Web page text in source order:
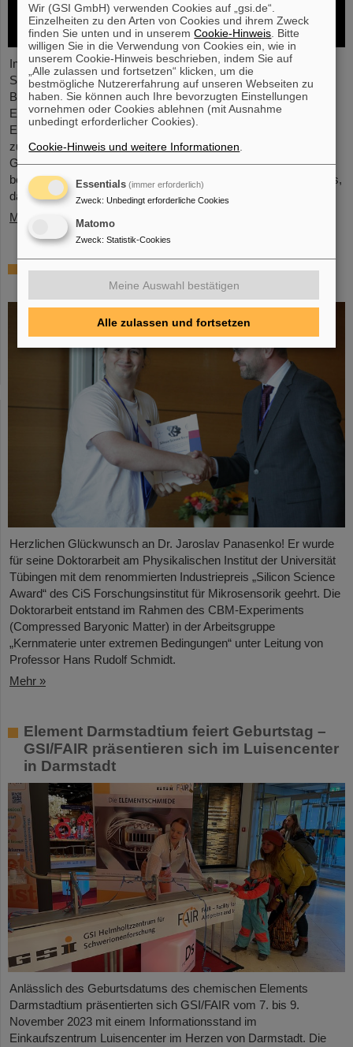
In der vor Kurzem abgeschlossenen ersten
Schwerionenbetriebszeit des LHC in fünf Jahren war es Zeit für
Blei-Ionen beschleunigt zu werden und Kollisionen für die
Experimente zu liefern. Die Kerne kollidierten bei einer erhöhten
Energie von 5,36 TeV pro Nukleonpaar (verglichen mit 5,02 TeV
zuvor) mit einer Rate von bis zu 50 kHz – mehr als eine
Größenordnung über der bisher erreichten. Die Arbeiten
beinhalteten den Neustart des verbesserten ALICE-Experiments,
das erfolgreich Daten nehmen konnte.
Mehr »
„Silicon Science Award“ für CBM-
Doktorarbeit
Herzlichen Glückwunsch an Dr. Jaroslav Panasenko! Er wurde
für seine Doktorarbeit am Physikalischen Institut der Universität
Tübingen mit dem renommierten Industriepreis „Silicon Science
Award“ des CiS Forschungsinstitut für Mikrosensorik geehrt. Die
Doktorarbeit entstand im Rahmen des CBM-Experiments
(Compressed Baryonic Matter) in der Arbeitsgruppe
„Kernmaterie unter extremen Bedingungen“ unter Leitung von
Professor Hans Rudolf Schmidt.
Mehr »
Element Darmstadtium feiert Geburtstag –
GSI/FAIR präsentieren sich im Luisencenter
in Darmstadt
Anlässlich des Geburtsdatums des chemischen Elements
Darmstadtium präsentierten sich GSI/FAIR vom 7. bis 9.
November 2023 mit einem Informationsstand im
Einkaufszentrum Luisencenter im Herzen von Darmstadt. Die
Wir (GSI GmbH) verwenden Cookies auf „gsi.de“.
Einzelheiten zu den Arten von Cookies und ihrem Zweck
finden Sie unten und in unseremCookie-Hinweis . Bitte
willigen Sie in die Verwendung von Cookies ein, wie in
unserem Cookie-Hinweis beschrieben, indem Sie auf
„Alle zulassen und fortsetzen“ klicken, um die
bestmögliche Nutzererfahrung auf unseren Webseiten zu
haben. Sie können auch Ihre bevorzugten Einstellungen
vornehmen oder Cookies ablehnen (mit Ausnahme
unbedingt erforderlicher Cookies).
Cookie-Hinweis und weitere Informationen
Essentials (immer erforderlich)
Zweck: Unbedingt erforderliche Cookies
Matomo
Zweck: Statistik-Cookies
Meine Auswahl bestätigen
Alle zulassen und fortsetzen